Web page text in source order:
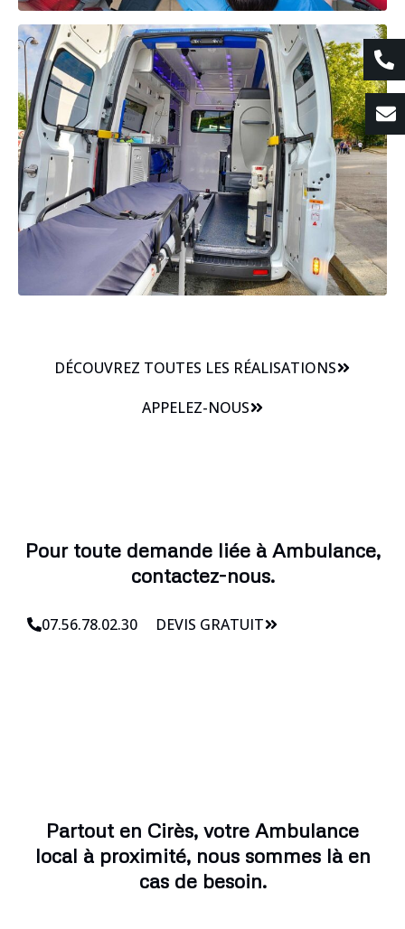
DÉCOUVREZ TOUTES LES RÉALISATIONS
APPELEZ-NOUS
Pour toute demande liée à Ambulance,
contactez-nous.
07.56.78.02.30 DEVIS GRATUIT
Partout en Cirès, votre Ambulance
local à proximité, nous sommes là en
cas de besoin.